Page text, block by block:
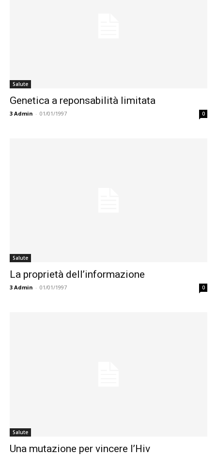
Salute
Genetica a reponsabilità limitata
3 Admin - 01/01/1997 0
Salute
La proprietà dell’informazione
3 Admin - 01/01/1997 0
Salute
Una mutazione per vincere l’Hiv